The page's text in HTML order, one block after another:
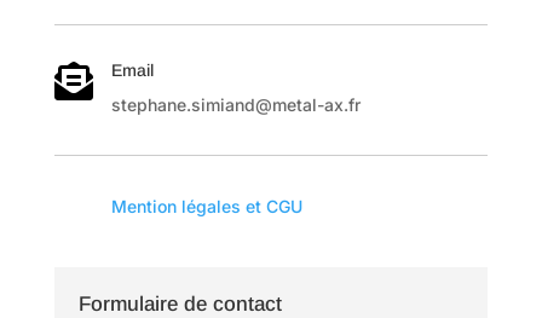
 Email
stephane.simiand@metal-ax.fr
Mention légales et CGU
Formulaire de contact